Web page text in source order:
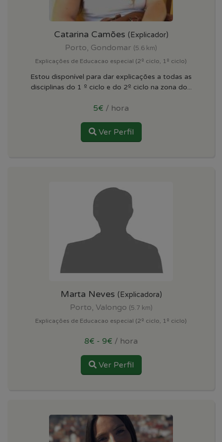
Catarina Camões (Explicador)
Porto, Gondomar (5.6 km)
Explicações de Educacao especial (2º ciclo, 1º ciclo)
Estou disponível para dar explicações a todas as
disciplinas do 1 º ciclo e do 2º ciclo na zona do...
5€ / hora
Ver Perfil
Marta Neves (Explicadora)
Porto, Valongo (5.7 km)
Explicações de Educacao especial (2º ciclo, 1º ciclo)
8€ - 9€ / hora
Ver Perfil